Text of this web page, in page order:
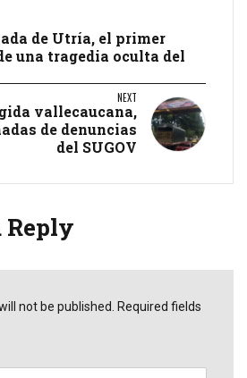
de Utría, el primer
una tragedia oculta del
NEXT
vallecaucana,
de denuncias
del SUGOV
Reply
not be published. Required fields